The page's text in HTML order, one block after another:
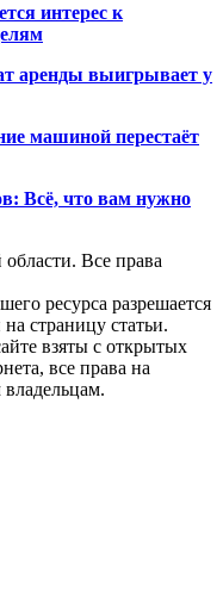
интерес к
аренды выигрывает у
машиной перестаёт
Всё, что вам нужно
Все права
ресурса разрешается
страницу статьи.
взяты с открытых
все права на